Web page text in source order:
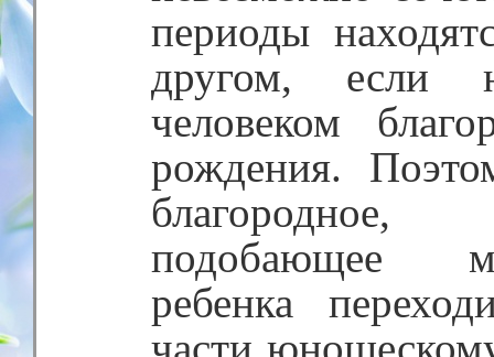
периоды
другом, если
человеком
рождения.
подобающее
ребенка